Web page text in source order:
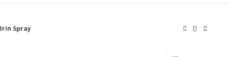
Spray